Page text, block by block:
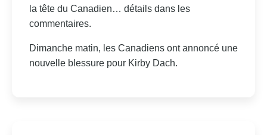
la tête du Canadien… détails dans les
commentaires.
Dimanche matin, les Canadiens ont annoncé une
nouvelle blessure pour Kirby Dach.